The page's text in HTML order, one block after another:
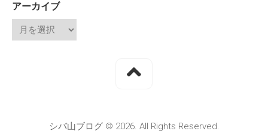
アーカイブ
シバ山ブログ © 2026. All Rights Reserved.